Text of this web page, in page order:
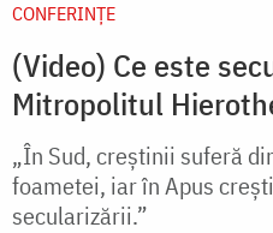
CONFERINȚE
(Video) Ce este
Mitropolitul
„În Sud, creștinii suferă
foametei, iar în Apus
secularizării.”